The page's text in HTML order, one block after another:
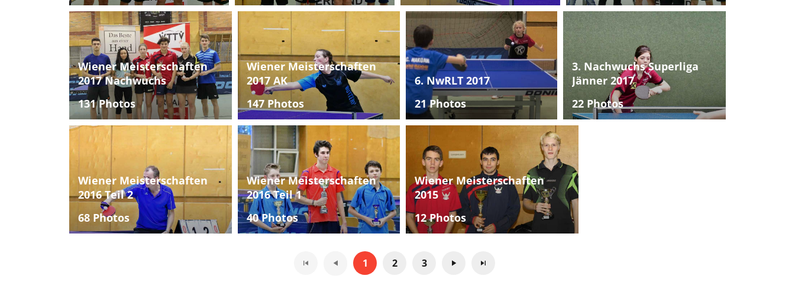
Wiener Meisterschaften
2017 Nachwuchs
131 Photos
Wiener Meisterschaften
2017 AK
147 Photos
6. NwRLT 2017
21 Photos
3. Nachwuchs Superliga
Jänner 2017
22 Photos
Wiener Meisterschaften
2016 Teil 2
68 Photos
Wiener Meisterschaften
2016 Teil 1
40 Photos
Wiener Meisterschaften
2015
12 Photos
1 2 3